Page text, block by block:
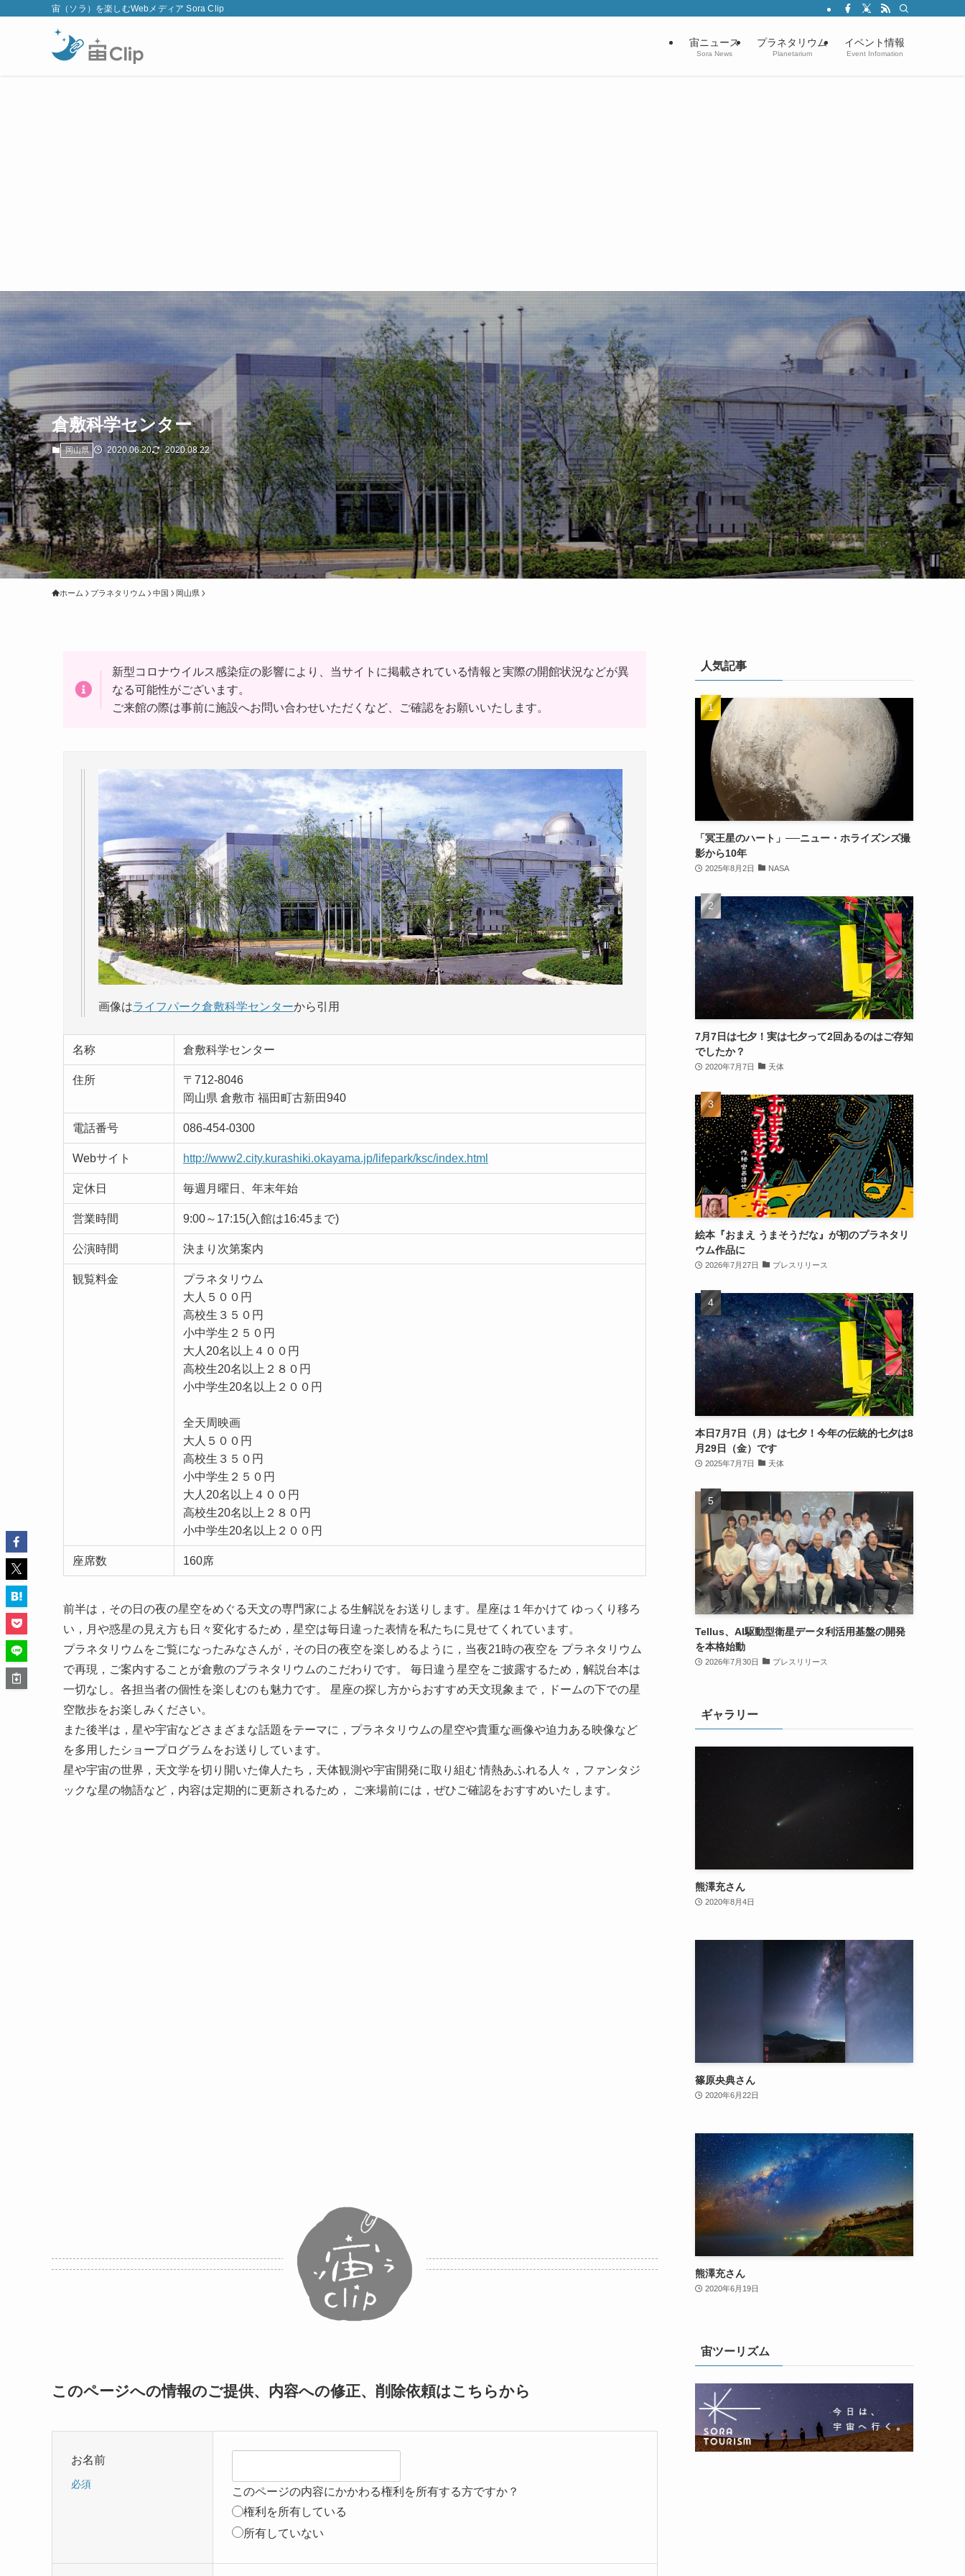
宙（ソラ）を楽しむWebメディア Sora Clip
宙ニュース
Sora News
プラネタリウム
Planetarium
イベント情報
Event Infomation
倉敷科学センター
岡山県 2020.06.20 2020.08.22
ホーム プラネタリウム 中国 岡山県
新型コロナウイルス感染症の影響により、当サイトに掲載されている情報と実際の開館状況などが異
なる可能性がございます。
ご来館の際は事前に施設へお問い合わせいただくなど、ご確認をお願いいたします。
画像はライフパーク倉敷科学センターから引用
名称 倉敷科学センター
住所
〒712-8046
岡山県 倉敷市 福田町古新田940
電話番号 086-454-0300
Webサイト http://www2.city.kurashiki.okayama.jp/lifepark/ksc/index.html
定休日 毎週月曜日、年末年始
営業時間 9:00～17:15(入館は16:45まで)
公演時間 決まり次第案内
観覧料金
プラネタリウム
大人５００円
高校生３５０円
小中学生２５０円
大人20名以上４００円
高校生20名以上２８０円
小中学生20名以上２００円
全天周映画
大人５００円
高校生３５０円
小中学生２５０円
大人20名以上４００円
高校生20名以上２８０円
小中学生20名以上２００円
座席数 160席
前半は，その日の夜の星空をめぐる天文の専門家による生解説をお送りします。星座は１年かけて ゆっくり移ろ
い，月や惑星の見え方も日々変化するため，星空は毎日違った表情を私たちに見せてくれています。
プラネタリウムをご覧になったみなさんが，その日の夜空を楽しめるように，当夜21時の夜空を プラネタリウム
で再現，ご案内することが倉敷のプラネタリウムのこだわりです。 毎日違う星空をご披露するため，解説台本は
一切なし。各担当者の個性を楽しむのも魅力です。 星座の探し方からおすすめ天文現象まで，ドームの下での星
空散歩をお楽しみください。
また後半は，星や宇宙などさまざまな話題をテーマに，プラネタリウムの星空や貴重な画像や迫力ある映像など
を多用したショープログラムをお送りしています。
星や宇宙の世界，天文学を切り開いた偉人たち，天体観測や宇宙開発に取り組む 情熱あふれる人々，ファンタジ
ックな星の物語など，内容は定期的に更新されるため， ご来場前には，ぜひご確認をおすすめいたします。
このページへの情報のご提供、内容への修正、削除依頼はこちらから
お名前
必須
このページの内容にかかわる権利を所有する方ですか？
権利を所有している
所有していない
人気記事
「冥王星のハート」──ニュー・ホライズンズ撮
影から10年
2025年8月2日 NASA
7月7日は七夕！実は七夕って2回あるのはご存知
でしたか？
2020年7月7日 天体
絵本『おまえ うまそうだな』が初のプラネタリ
ウム作品に
2026年7月27日 プレスリリース
本日7月7日（月）は七夕！今年の伝統的七夕は8
月29日（金）です
2025年7月7日 天体
Tellus、AI駆動型衛星データ利活用基盤の開発
を本格始動
2026年7月30日 プレスリリース
ギャラリー
熊澤充さん
2020年8月4日
篠原央典さん
2020年6月22日
熊澤充さん
2020年6月19日
宙ツーリズム